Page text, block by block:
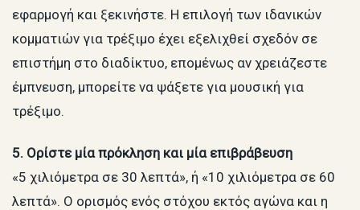
εφαρμογή και ξεκινήστε. Η επιλογή των ιδανικών
κομματιών για τρέξιμο έχει εξελιχθεί σχεδόν σε
επιστήμη στο διαδίκτυο, επομένως αν χρειάζεστε
έμπνευση, μπορείτε να ψάξετε για μουσική για
τρέξιμο.
5. Ορίστε μία πρόκληση και μία επιβράβευση
«5 χιλιόμετρα σε 30 λεπτά», ή «10 χιλιόμετρα σε 60
λεπτά». Ο ορισμός ενός στόχου εκτός αγώνα και η